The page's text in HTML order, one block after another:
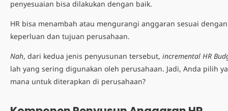
penyesuaian bisa dilakukan dengan baik.
HR bisa menambah atau mengurangi anggaran sesuai dengan
keperluan dan tujuan perusahaan.
Nah, dari kedua jenis penyusunan tersebut, incremental HR
lah yang sering digunakan oleh perusahaan. Jadi, Anda pilih
mana untuk diterapkan di perusahaan?